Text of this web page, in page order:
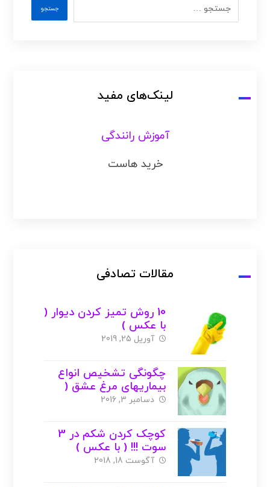
لینک‌های مفید
آموزش رانندگی
خرید هاست
مقالات تصادفی
10 روش تمیز کردن دیوار (
با عکس )
آوریل 25, 2019
چگونگی تشخیص انواع
بیماریهای مرغ عشق (
پاراکیت )
دسامبر 3, 2016
کوچک کردن شکم در 3
سوت !!! ( با عکس )
آگوست 18, 2018